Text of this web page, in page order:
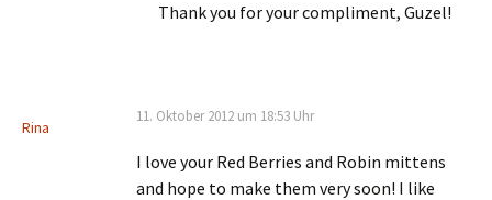
Thank you for your compliment, Guzel!
Rina
11. Oktober 2012 um 18:53 Uhr
I love your Red Berries and Robin mittens
and hope to make them very soon! I like